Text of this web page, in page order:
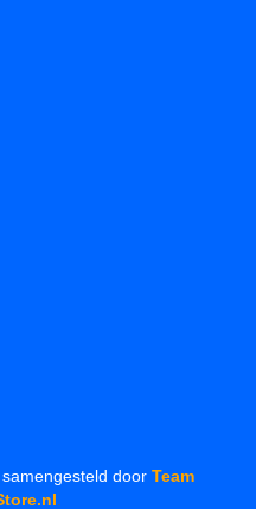
door Team
.